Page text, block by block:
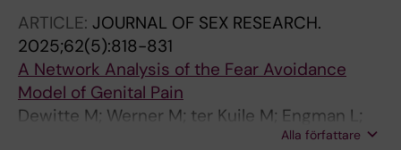
ARTICLE: JOURNAL OF SEX RESEARCH.
2025;62(5):818-831
A Network Analysis of the Fear Avoidance
Model of Genital Pain
Dewitte M; Werner M; ter Kuile M; Engman L;
Alla författare